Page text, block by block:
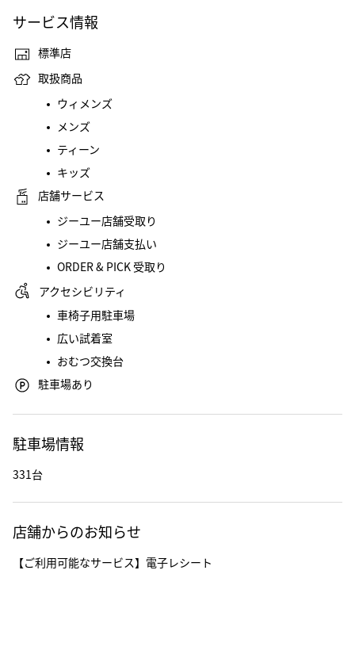
サービス情報
標準店
取扱商品
ウィメンズ
メンズ
ティーン
キッズ
店舗サービス
ジーユー店舗受取り
ジーユー店舗支払い
ORDER & PICK 受取り
アクセシビリティ
車椅子用駐車場
広い試着室
おむつ交換台
駐車場あり
駐車場情報
331台
店舗からのお知らせ
【ご利用可能なサービス】電子レシート